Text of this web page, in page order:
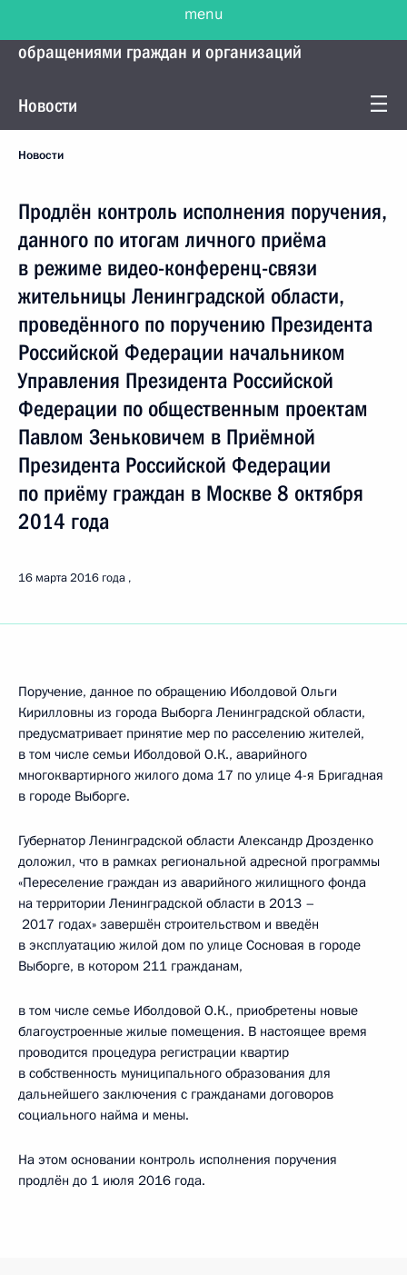
обращениями граждан и организаций
Новости
Новости
Продлён контроль исполнения поручения,
данного по итогам личного приёма
в режиме видео-конференц-связи
жительницы Ленинградской области,
проведённого по поручению Президента
Российской Федерации начальником
Управления Президента Российской
Федерации по общественным проектам
Павлом Зеньковичем в Приёмной
Президента Российской Федерации
по приёму граждан в Москве 8 октября
2014 года
16 марта 2016 года
Поручение, данное по обращению Иболдовой Ольги
Кирилловны из города Выборга Ленинградской области,
предусматривает принятие мер по расселению жителей,
в том числе семьи Иболдовой О.К., аварийного
многоквартирного жилого дома 17 по улице 4-я Бригадная
в городе Выборге.
Губернатор Ленинградской области Александр Дрозденко
доложил, что в рамках региональной адресной программы
«Переселение граждан из аварийного жилищного фонда
на территории Ленинградской области в 2013 –
2017 годах» завершён строительством и введён
в эксплуатацию жилой дом по улице Сосновая в городе
Выборге, в котором 211 гражданам,
в том числе семье Иболдовой О.К., приобретены новые
благоустроенные жилые помещения. В настоящее время
проводится процедура регистрации квартир
в собственность муниципального образования для
дальнейшего заключения с гражданами договоров
социального найма и мены.
На этом основании контроль исполнения поручения
продлён до 1 июля 2016 года.